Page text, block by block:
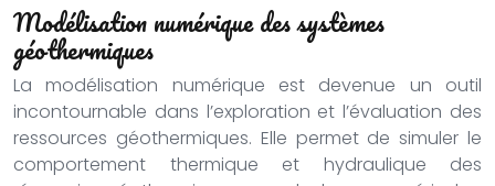
Modélisation numérique des systèmes
géothermiques
La modélisation numérique est devenue un outil
incontournable dans l’exploration et l’évaluation des
ressources géothermiques. Elle permet de simuler le
comportement thermique et hydraulique des